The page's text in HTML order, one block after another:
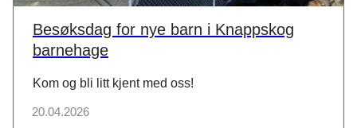
20.04.2026
Besøksdag for nye barn i Knappskog
barnehage
Kom og bli litt kjent med oss!